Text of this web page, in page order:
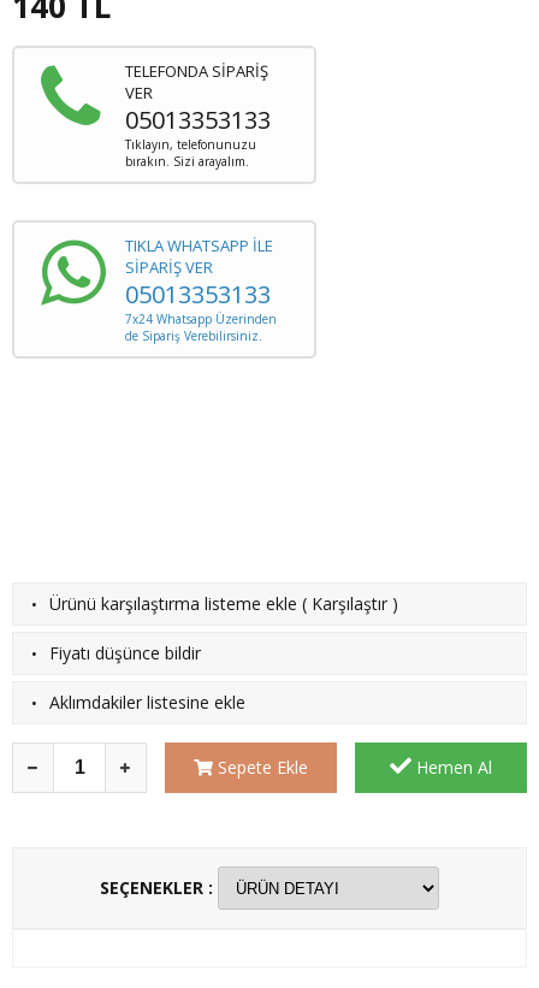
TELEFONDA SİPARİŞ
VER
05013353133
Tıklayın, telefonunuzu
bırakın. Sizi arayalım.
TIKLA WHATSAPP İLE
SİPARİŞ VER
05013353133
7x24 Whatsapp Üzerinden
de Sipariş Verebilirsiniz.
· Ürünü karşılaştırma listeme ekle ( Karşılaştır )
· Fiyatı düşünce bildir
· Aklımdakiler listesine ekle
Sepete Ekle Hemen Al
SEÇENEKLER :